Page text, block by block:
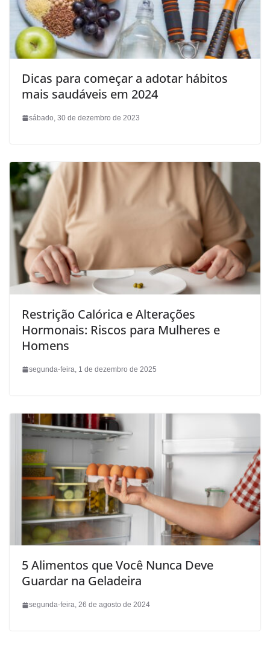
Dicas para começar a adotar hábitos
mais saudáveis em 2024
sábado, 30 de dezembro de 2023
Restrição Calórica e Alterações
Hormonais: Riscos para Mulheres e
Homens
segunda-feira, 1 de dezembro de 2025
5 Alimentos que Você Nunca Deve
Guardar na Geladeira
segunda-feira, 26 de agosto de 2024